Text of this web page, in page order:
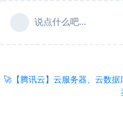
说点什么吧...
🚀【腾讯云】云服务器、云数